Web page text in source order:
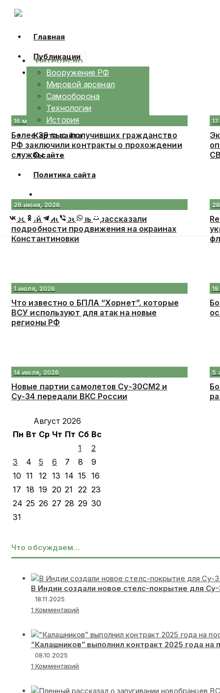
Skip
Главная
Публикации
Вооружение РФ
Мировой арсенал
Самооборона
Технологии
История
Карта сайта
О сайте
Политика сайта
Интересно
Календарь
16 мая, 2026
Более 39 тыс. получивших гражданство
РФ заключили контракты о прохождении
службы
26 июня, 2026
Российские военные рассказали
подробности продвижения на окраинах
Константиновки
1 июля, 2026
Что известно о БПЛА “Хорнет”, которые
ВСУ используют для атак на новые
регионы РФ
14 июля, 2026
Новые партии самолетов Су-30СМ2 и
Су-34 передали ВКС России
5
Август 2026
Пн Вт Ср Чт Пт Сб Вс
1
2
3
4 5 6 7 8
9
10 11 12 13 14 15 16
17 18 19 20 21 22 23
24 25 26 27 28 29 30
31
Что обсуждаем…
В Индии создали новое стелс-покрытие для
18.11.2025
1 Комментарий
“Калашников” выполнил контракт 2025 года на
08.10.2025
1 Комментарий